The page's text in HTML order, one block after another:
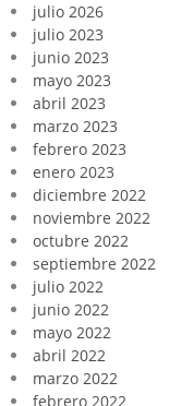
julio 2026
julio 2023
junio 2023
mayo 2023
abril 2023
marzo 2023
febrero 2023
enero 2023
diciembre 2022
noviembre 2022
octubre 2022
septiembre 2022
julio 2022
junio 2022
mayo 2022
abril 2022
marzo 2022
febrero 2022